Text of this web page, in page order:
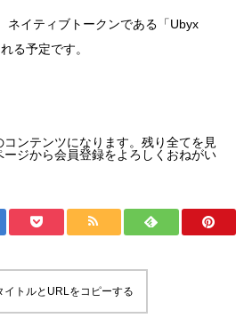
ネイティブトークンである「Ubyx
る予定です。
ンテンツになります。残り全てを見
ージから会員登録をよろしくおねがい
イトルとURLをコピーする